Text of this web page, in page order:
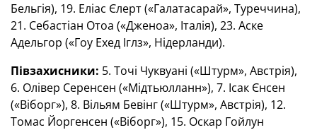
Бельгія), 19. Еліас Єлерт («Галатасарай», Туреччина),
21. Себастіан Отоа («Дженоа», Італія), 23. Аске
Адельгор («Гоу Ехед Іглз», Нідерланди).
Півзахисники: 5. Точі Чуквуані («Штурм», Австрія),
6. Олівер Серенсен («Мідтьюлланн»), 7. Ісак Єнсен
(«Віборг»), 8. Вільям Бевінг («Штурм», Австрія), 12.
Томас Йоргенсен («Віборг»), 15. Оскар Гойлун